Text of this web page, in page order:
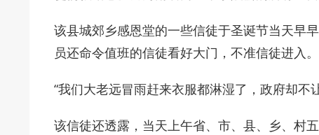
该县城郊乡感恩堂的一些信徒于圣诞节当天早
员还命令值班的信徒看好大门，不准信徒进入。
“我们大老远冒雨赶来衣服都淋湿了，政府却不
该信徒还透露，当天上午省、市、县、乡、村